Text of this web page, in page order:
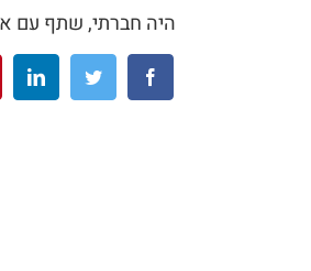
היה חברתי, שתף עם